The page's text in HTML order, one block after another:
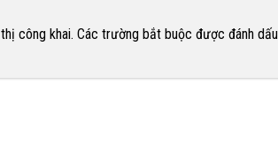
công khai. Các trường bắt buộc được đánh dấu